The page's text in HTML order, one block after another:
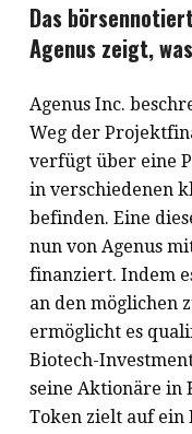
Das
Agenus zeigt,
Agenus Inc.
Weg der
verfügt über eine
in verschiedenen
befinden. Eine
nun von Agenus
finanziert. Indem
an den möglichen
ermöglicht es
Biotech-
seine Aktionäre in
Token zielt auf ein